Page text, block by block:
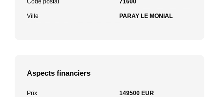
Ville PARAY LE MONIAL
Aspects financiers
Prix 149500 EUR